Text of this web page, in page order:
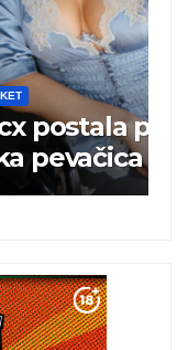
dva
u